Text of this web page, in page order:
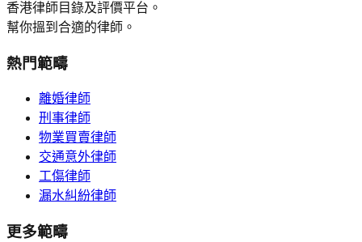
香港律師目錄及評價平台。
幫你搵到合適的律師。
熱門範疇
離婚律師
刑事律師
物業買賣律師
交通意外律師
工傷律師
漏水糾紛律師
更多範疇